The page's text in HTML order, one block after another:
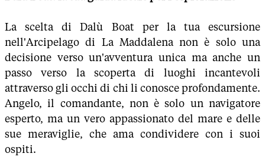
La scelta di Dalù Boat per la tua escursione
nell'Arcipelago di La Maddalena non è solo una
decisione verso un'avventura unica ma anche un
passo verso la scoperta di luoghi incantevoli
attraverso gli occhi di chi li conosce profondamente.
Angelo, il comandante, non è solo un navigatore
esperto, ma un vero appassionato del mare e delle
sue meraviglie, che ama condividere con i suoi
ospiti.